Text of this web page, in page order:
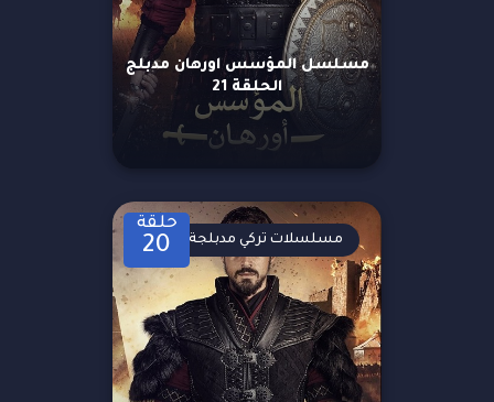
مسلسل المؤسس اورهان مدبلج
الحلقة 21
حلقة
20 مسلسلات تركي مدبلجة